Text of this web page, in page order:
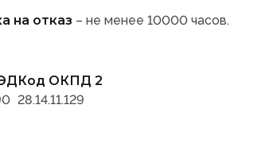
на отказ – не менее 10000 часов.
Код ОКПД 2
28.14.11.129